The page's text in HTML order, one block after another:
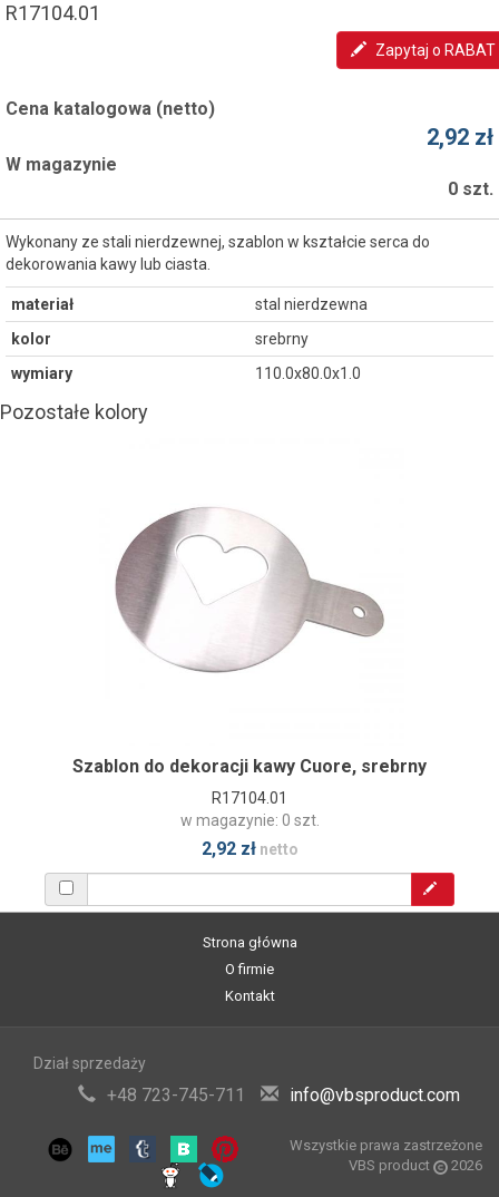
R17104.01
Zapytaj o RABAT
Cena katalogowa (netto)
2,92 zł
W magazynie
0 szt.
Wykonany ze stali nierdzewnej, szablon w kształcie serca do
dekorowania kawy lub ciasta.
materiał
stal nierdzewna
kolor
srebrny
wymiary
110.0x80.0x1.0
Pozostałe kolory
Szablon do dekoracji kawy Cuore, srebrny
R17104.01
w magazynie: 0 szt.
2,92 złnetto
Strona główna
O firmie
Kontakt
Dział sprzedaży
+48 723-745-711 info@vbsproduct.com
Wszystkie prawa zastrzeżone
VBS product
2026